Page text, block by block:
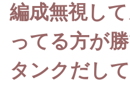
編成無視し
ってる方が
タンクだし